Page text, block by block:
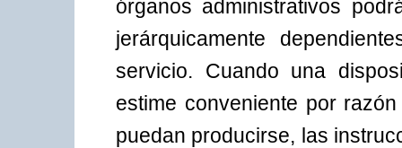
órganos administrativos
jerárquicamente
servicio. Cuando una
estime conveniente por
puedan producirse, las